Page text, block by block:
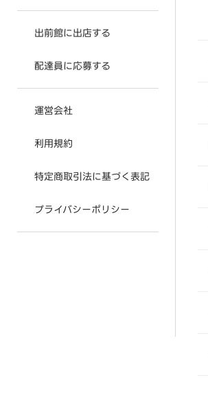
出前館に出店する
配達員に応募する
運営会社
利用規約
特定商取引法に基づく表記
プライバシーポリシー